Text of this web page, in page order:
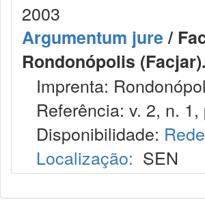
2003
Argumentum jure/
Rondonópolis (Facjar).
Imprenta:
Referência: v. 2, n.
Disponibilidade:
Localização: SEN